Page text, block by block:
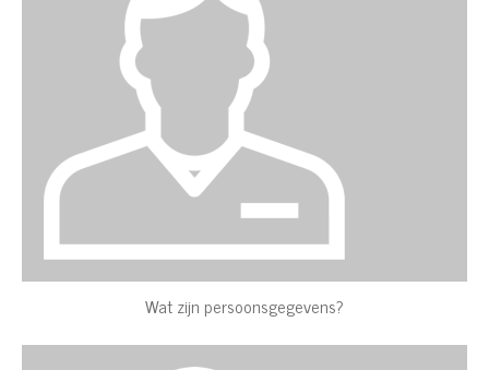
Wat zijn persoonsgegevens?